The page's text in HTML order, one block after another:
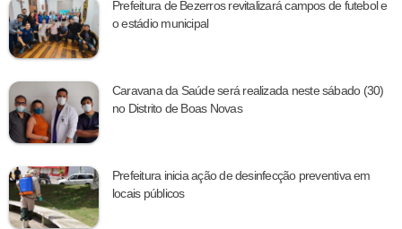
Prefeitura de Bezerros revitalizará campos de futebol e
o estádio municipal
Caravana da Saúde será realizada neste sábado (30)
no Distrito de Boas Novas
Prefeitura inicia ação de desinfecção preventiva em
locais públicos